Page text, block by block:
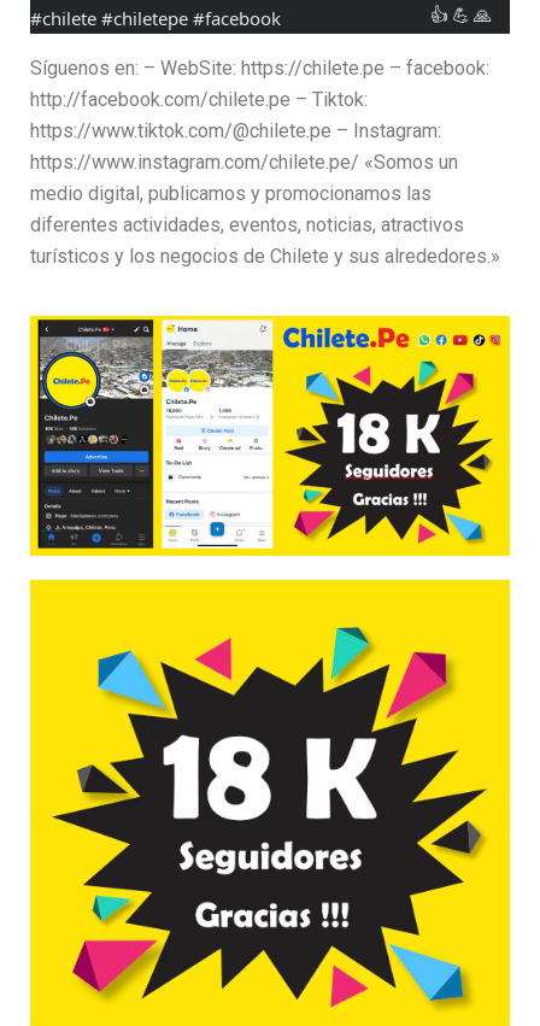
#chilete #chiletepe #facebook
Síguenos en: – WebSite: https://chilete.pe – facebook:
http://facebook.com/chilete.pe – Tiktok:
https://www.tiktok.com/@chilete.pe – Instagram:
https://www.instagram.com/chilete.pe/ «Somos un
medio digital, publicamos y promocionamos las
diferentes actividades, eventos, noticias, atractivos
turísticos y los negocios de Chilete y sus alrededores.»